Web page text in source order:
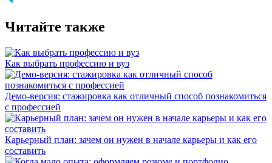
Читайте также
Как выбрать профессию и вуз
Демо-версия: стажировка как отличный способ познакомиться
с профессией
Карьерный план: зачем он нужен в начале карьеры и как его
составить